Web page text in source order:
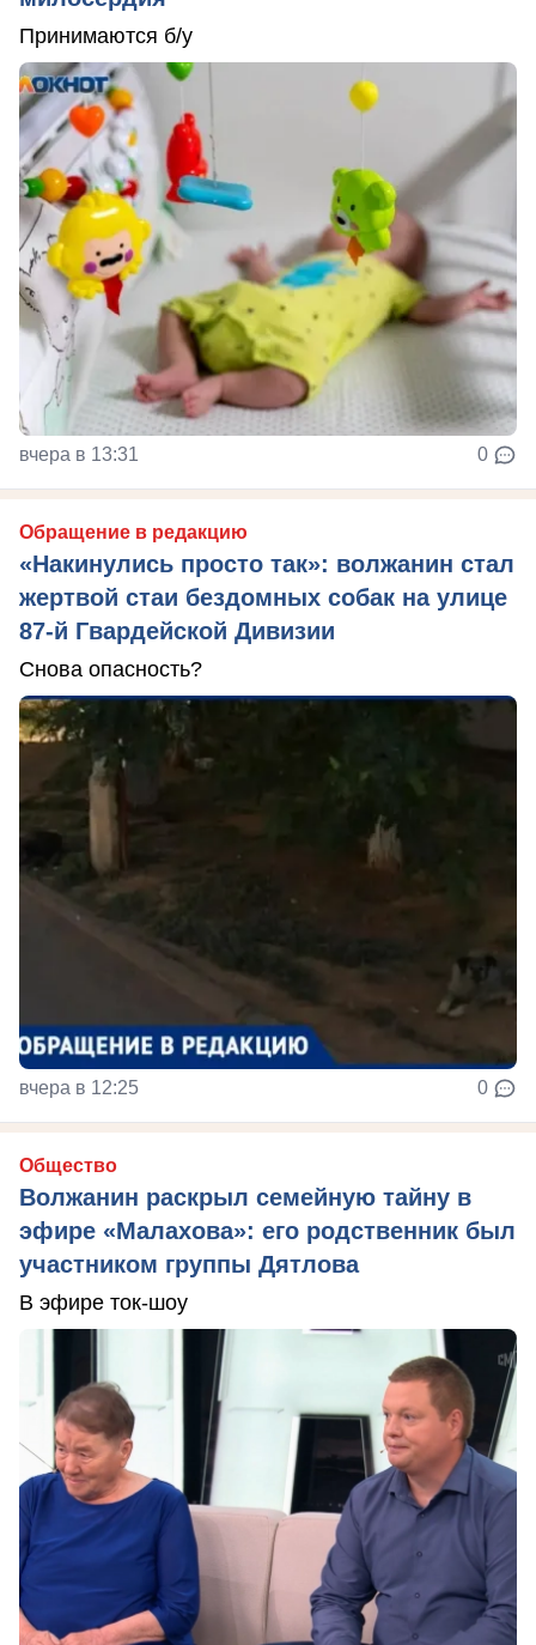
Принимаются б/у
вчера в 13:31 0
Обращение в редакцию
«Накинулись просто так»: волжанин стал
жертвой стаи бездомных собак на улице
87-й Гвардейской Дивизии
Снова опасность?
вчера в 12:25 0
Общество
Волжанин раскрыл семейную тайну в
эфире «Малахова»: его родственник был
участником группы Дятлова
В эфире ток-шоу